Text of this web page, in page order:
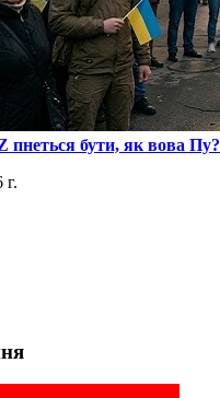
пнеться бути, як вова Пу?
г.